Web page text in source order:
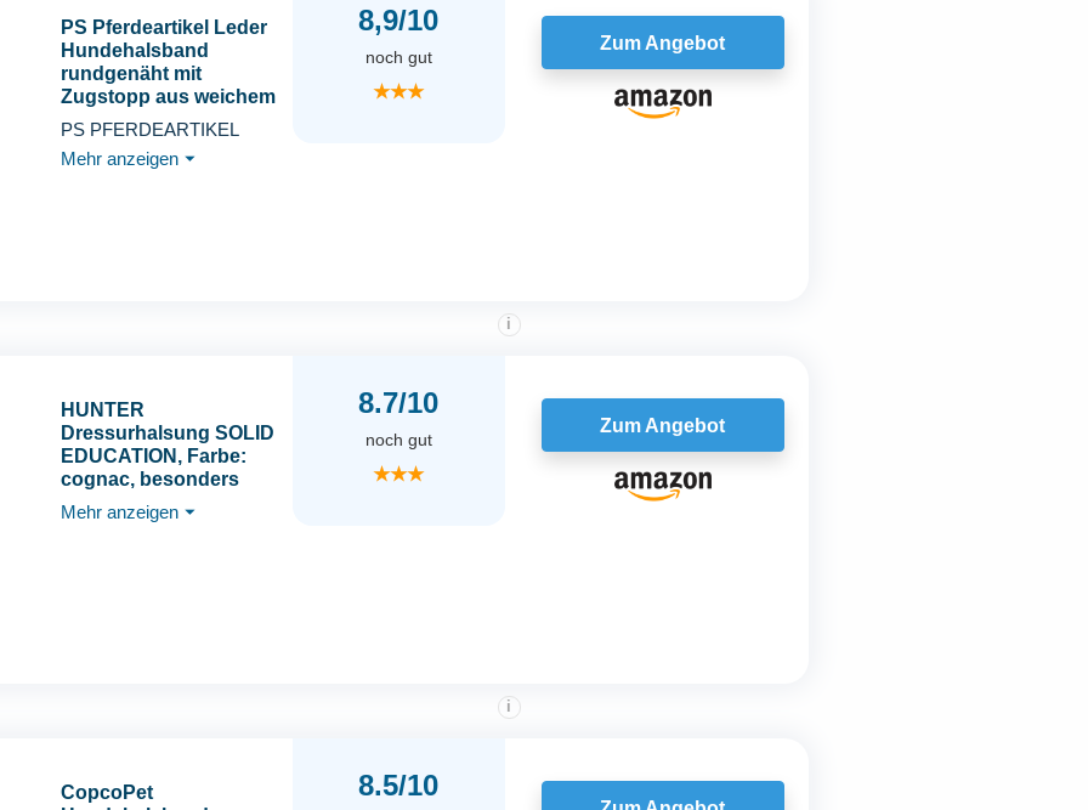
PS Pferdeartikel Leder
Hundehalsband
rundgenäht mit
Zugstopp aus weichem
Nappaleder Größe M/L
Schwarz
PS PFERDEARTIKEL
Mehr anzeigen ⏷
8,9/10
noch gut
★★★
Zum Angebot
HUNTER
Dressurhalsung SOLID
EDUCATION, Farbe:
cognac, besonders
belastbares Leder,
handgeflochten, mit
Mehr anzeigen ⏷
8.7/10
i
noch gut
★★★
Zum Angebot
CopcoPet
8.5/10
i